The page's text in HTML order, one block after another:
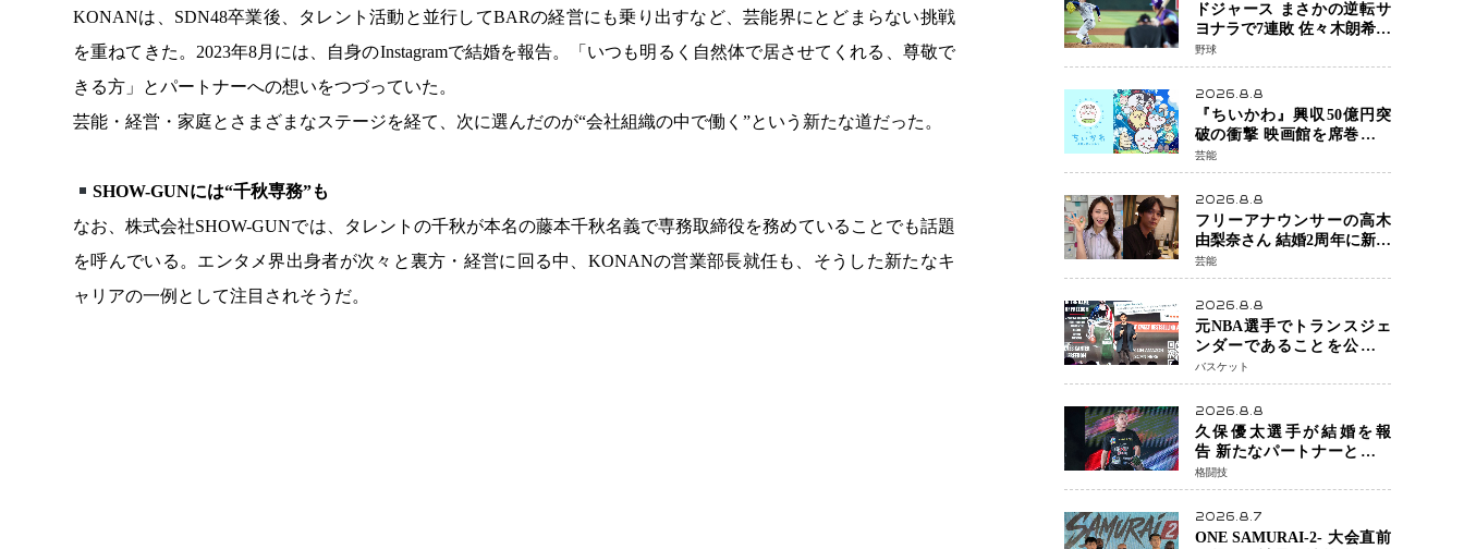
KONANは、SDN48卒業後、タレント活動と並行してBARの経営にも乗り出すなど、芸能界にとどまらない挑戦
を重ねてきた。2023年8月には、自身のInstagramで結婚を報告。「いつも明るく自然体で居させてくれる、尊敬で
きる方」とパートナーへの想いをつづっていた。
芸能・経営・家庭とさまざまなステージを経て、次に選んだのが“会社組織の中で働く”という新たな道だった。
SHOW-GUNには“千秋専務”も
なお、株式会社SHOW-GUNでは、タレントの千秋が本名の藤本千秋名義で専務取締役を務めていることでも話題
を呼んでいる。エンタメ界出身者が次々と裏方・経営に回る中、KONANの営業部長就任も、そうした新たなキ
ャリアの一例として注目されそうだ。
ドジャース まさかの逆転サ
ヨナラで7連敗 佐々木朗希投
手が6回2失点の力投も勝利
届かず、大谷翔平は好機で
悔しい併殺打
野球
2026.8.8
『ちいかわ』興収50億円突
破の衝撃 映画館を席巻する
「日本発コンテンツ」の強
さ スパイダーマン、モア
ナら世界級作品と並ぶ存在
感
芸能
2026.8.8
フリーアナウンサーの高木
由梨奈さん 結婚2周年に新た
な家族を迎える喜びを報
告 夫・岸田タツヤさんと
連名「夫婦ともに幸せに感
じています」
芸能
2026.8.8
元NBA選手でトランスジェ
ンダーであることを公にし
ているエネス・カンターが
WNBAドラフト参戦を表明
「参加資格を満たしてい
る」異例の挑戦、その背景
に女子スポーツを巡る議論
バスケット
2026.8.8
久保優太選手が結婚を報
告 新たなパートナーと歩む
「集大成の一年」競技生活
を支える存在に感謝
格闘技
2026.8.7
ONE SAMURAI-2- 大会直前